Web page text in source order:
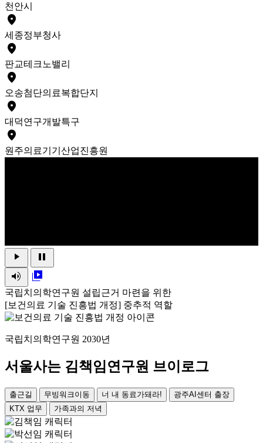
천안시
place
세종정부청사
place
판교테크노밸리
place
오송첨단의료복합단지
place
대덕연구개발특구
place
원주의료기기산업진흥원
play_arrow
pause
volume_up
video_library
국립치의학연구원 설립근거 마련을 위한
[보건의료 기술 진흥법 개정] 중추적 역할
국립치의학연구원 2030년
서울사는 김책임연구원 브이로그
출근길 무빙워크이동 너 내 동료가돼라!
광주AI센터 출장
KTX 업무
가족과의 저녁